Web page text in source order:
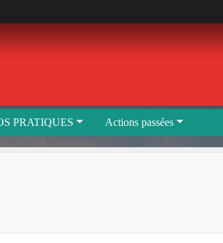
PRATIQUES Actions passées